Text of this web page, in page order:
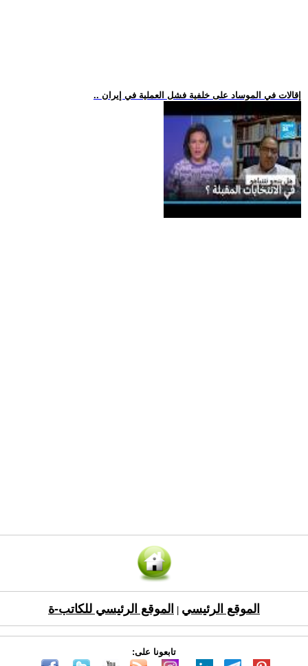
.. إقالات في الموساد على خلفية فشل العملية في إيران
الموقع الرئيسي الموقع الرئيسي للكاتب-ة
تابعونا على: